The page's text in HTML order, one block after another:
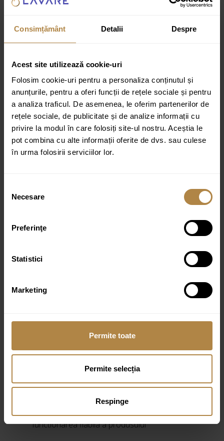
Consimțământ Detalii Despre
Acest site utilizează cookie-uri
Folosim cookie-uri pentru a personaliza conținutul și
anunțurile, pentru a oferi funcții de rețele sociale și pentru
a analiza traficul. De asemenea, le oferim partenerilor de
rețele sociale, de publicitate și de analize informații cu
privire la modul în care folosiți site-ul nostru. Aceștia le
pot combina cu alte informații oferite de dvs. sau culese
în urma folosirii serviciilor lor.
consimțământului
Necesare
Preferinţe
Statistici
Marketing
Permite toate
Permite selecția
Respinge
Specificatii tehnice:
Material: alama sanitara clasa A
Baterie cada pentru instalare ascunsa (Y1235CR)
Doua prize (pentru apa calda si rece): 1/2”
Doua iesiri apa mixta: 1/2″ si 3/4”
Pipa cada montata pe perete (WDYCR)
Lungime pipa: 21 cm
Dimensiune rozeta: ø8 cm
Furtun de dus flexibil din otel inoxidabil (023-XCR)
Lungime furtun: 150 cm
Cot de dus din alama cu suport de dus manual
(8873CR)
Distanta fata de perete: 7 cm
pachet
Invelisul exterior al produsului, realizat cu
tehnologie avansata de galvanostegie, se
zgarieturi si curatare usoara
Robinetul este echipat cu mixer ceramic de cea
mai inalta calitate, care asigura o reglare lina si
precisa a fluxului de apa si garanteaza
functionarea fiabila a produsului